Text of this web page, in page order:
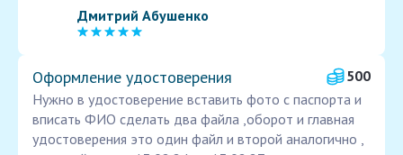
Дмитрий Абушенко
Оформление удостоверения
500
Нужно в удостоверение вставить фото с паспорта и
вписать ФИО сделать два файла ,оборот и главная
удостоверения это один файл и второй аналогично ,